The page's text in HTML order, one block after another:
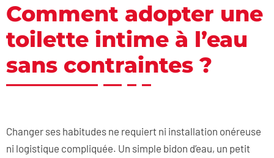
Comment adopter une
toilette intime à l’eau
sans contraintes ?
Changer ses habitudes ne requiert ni installation onéreuse
ni logistique compliquée. Un simple bidon d’eau, un petit